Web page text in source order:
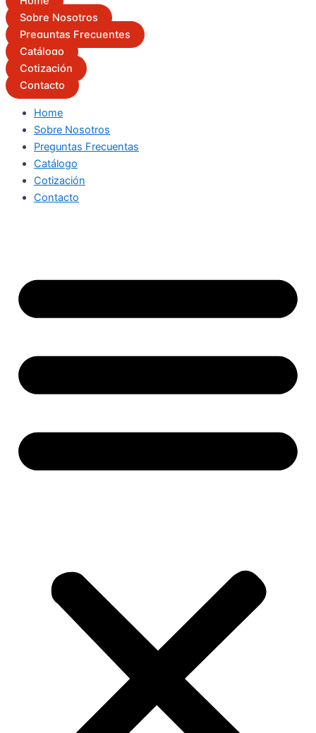
Sobre Nosotros
Preguntas Frecuentes
Catálogo
Cotización
Contacto
Home
Sobre Nosotros
Preguntas Frecuentas
Catálogo
Cotización
Contacto